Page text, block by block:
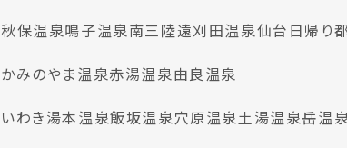
秋保温泉鳴子温泉南三陸遠刈田温泉仙台日帰り
かみのやま温泉赤湯温泉由良温泉
いわき湯本温泉飯坂温泉穴原温泉土湯温泉岳温